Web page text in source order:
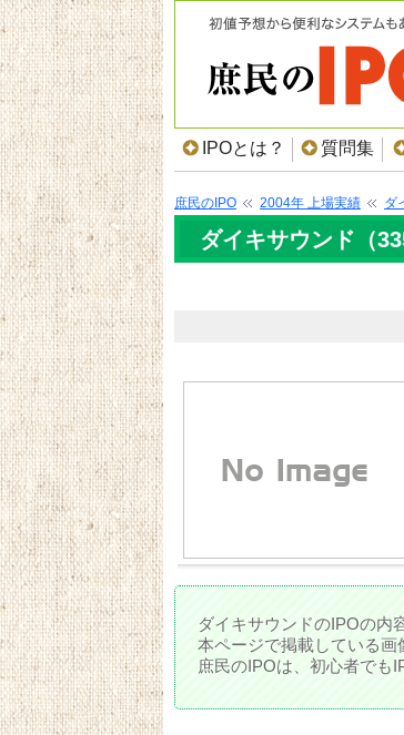
IPOとは？ 質問集
庶民のIPO 2004年 上場実績 ダ
ダイキサウンド（
ダイキサウンドのIPOの内
本ページで掲載している画
庶民のIPOは、初心者でも